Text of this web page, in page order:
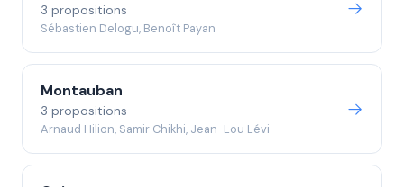
3 propositions
Sébastien Delogu, Benoît Payan
Montauban
3 propositions
Arnaud Hilion, Samir Chikhi, Jean-Lou Lévi